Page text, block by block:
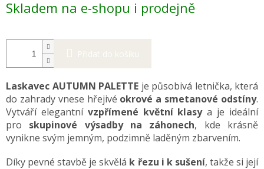
cena:
Skladem na e-shopu i prodejně
Přidat do košíku
Laskavec AUTUMN PALETTE je působivá letnička, která
do zahrady vnese hřejivé okrové a smetanové odstíny.
Vytváří elegantní vzpřímené květní klasya je ideální
pro skupinové výsadby na záhonech, kde krásně
vynikne svým jemným, podzimně laděným zbarvením.
Díky pevné stavbě je skvělá k řezu i k sušení, takže si její